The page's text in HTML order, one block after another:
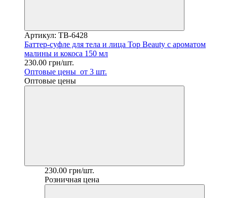
Артикул: TB-6428
Баттер-суфле для тела и лица Top Beauty с ароматом
малины и кокоса 150 мл
230.00 грн/шт.
Оптовые цены от 3 шт.
Оптовые цены
230.00 грн/шт.
Розничная цена